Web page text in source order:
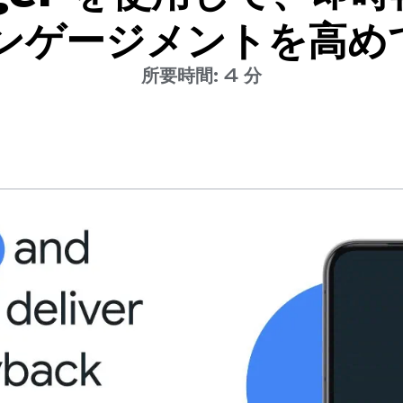
ゲージメントを高め
所要時間: 4 分